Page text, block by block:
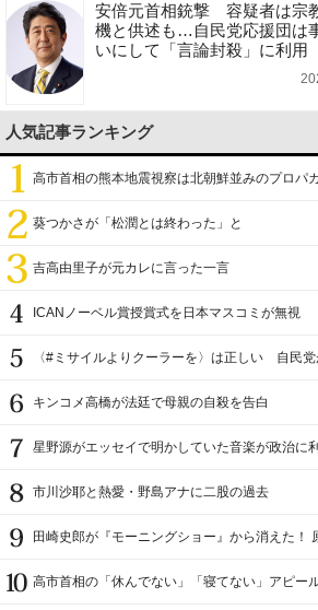
安倍元首相銃撃 容疑者は宗
機と供述も…自民党応援団は
いにして「言論封殺」に利用
人気記事ランキング
高市首相の熊本地震視察は北朝鮮並みのプロパ
葵つかさが「松潤とは終わった」と
吉高由里子が元カレに言った一言
ICANノーベル賞授賞式を日本マスコミが無視
〈#ミサイルよりクーラーを〉は正しい 自民
キンコメ高橋が法廷で母親の自殺を告白
星野源がエッセイで明かしていた音楽が政治に
市川沙耶と熱愛・野島アナに二股の過去
田崎史郎が『モーニングショー』から消えた！
高市首相の「休んでない」「寝てない」アピ